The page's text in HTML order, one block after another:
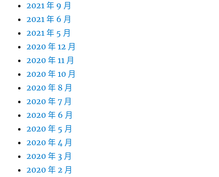
2021 年 9 月
2021 年 6 月
2021 年 5 月
2020 年 12 月
2020 年 11 月
2020 年 10 月
2020 年 8 月
2020 年 7 月
2020 年 6 月
2020 年 5 月
2020 年 4 月
2020 年 3 月
2020 年 2 月